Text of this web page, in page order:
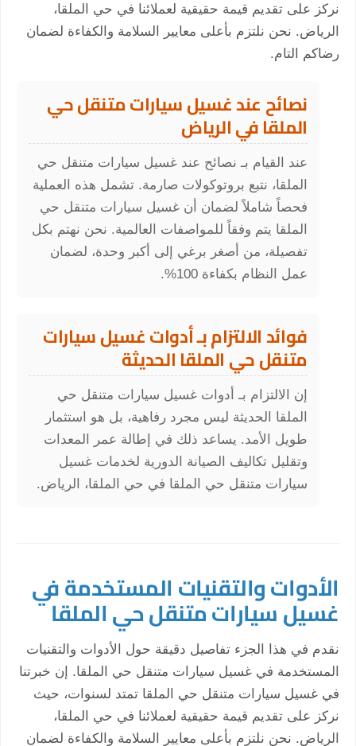
نركز على تقديم قيمة حقيقية لعملائنا في حي الملقا،
الرياض. نحن نلتزم بأعلى معايير السلامة والكفاءة لضمان
رضاكم التام.
نصائح عند غسيل سيارات متنقل حي
الملقا في الرياض
عند القيام بـ نصائح عند غسيل سيارات متنقل حي
الملقا، نتبع بروتوكولات صارمة. تشمل هذه العملية
فحصاً شاملاً لضمان أن غسيل سيارات متنقل حي
الملقا يتم وفقاً للمواصفات العالمية. نحن نهتم بكل
تفصيلة، من أصغر برغي إلى أكبر وحدة، لضمان
عمل النظام بكفاءة 100%.
فوائد الالتزام بـ أدوات غسيل سيارات
متنقل حي الملقا الحديثة
إن الالتزام بـ أدوات غسيل سيارات متنقل حي
الملقا الحديثة ليس مجرد رفاهية، بل هو استثمار
طويل الأمد. يساعد ذلك في إطالة عمر المعدات
وتقليل تكاليف الصيانة الدورية لخدمات غسيل
سيارات متنقل حي الملقا في حي الملقا، الرياض.
الأدوات والتقنيات المستخدمة في
غسيل سيارات متنقل حي الملقا
نقدم في هذا الجزء تفاصيل دقيقة حول الأدوات والتقنيات
المستخدمة في غسيل سيارات متنقل حي الملقا. إن خبرتنا
في غسيل سيارات متنقل حي الملقا تمتد لسنوات، حيث
نركز على تقديم قيمة حقيقية لعملائنا في حي الملقا،
الرياض. نحن نلتزم بأعلى معايير السلامة والكفاءة لضمان